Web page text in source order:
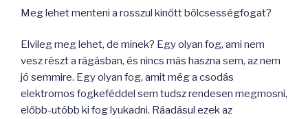
Meg lehet menteni a rosszul kinőtt bölcsességfogat?
Elvileg meg lehet, de minek? Egy olyan fog, ami nem
vesz részt a rágásban, és nincs más haszna sem, az nem
jó semmire. Egy olyan fog, amit még a csodás
elektromos fogkeféddel sem tudsz rendesen megmosni,
előbb-utóbb ki fog lyukadni. Ráadásul ezek az